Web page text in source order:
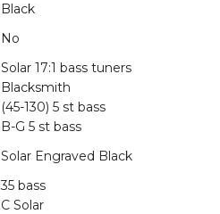
Black
No
Solar 17:1 bass tuners
Blacksmith
(45-130) 5 st bass
B-G 5 st bass
Solar Engraved Black
35 bass
C Solar